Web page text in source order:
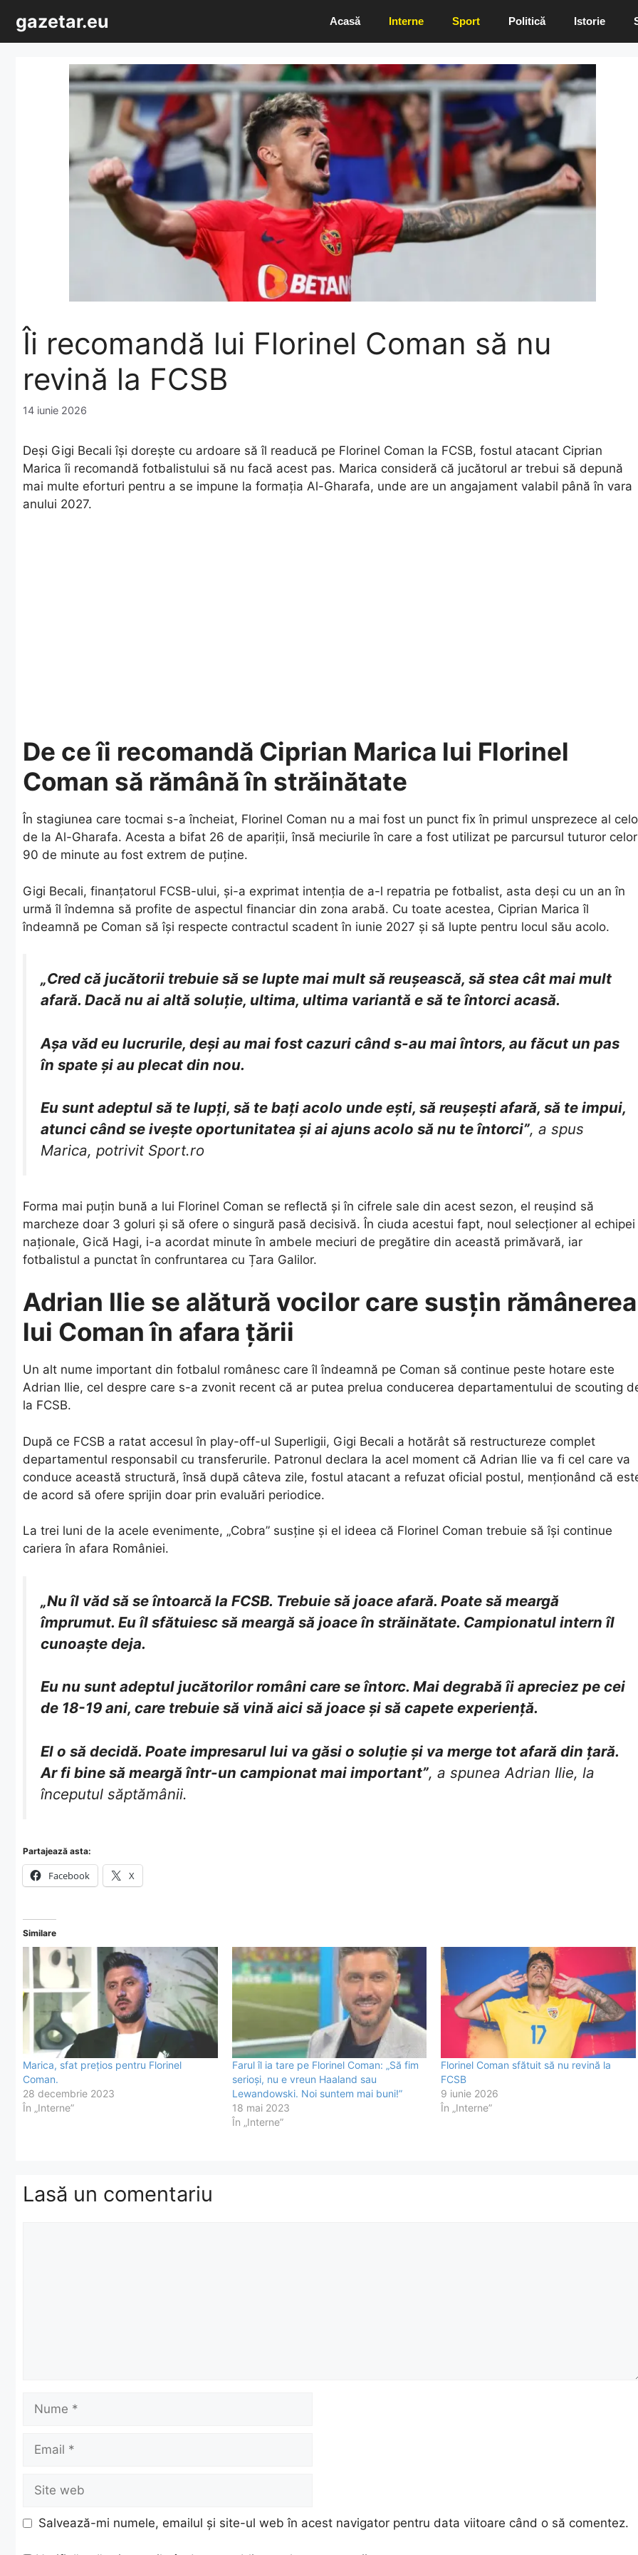
conținut
gazetar.eu Acasă Interne Sport Politică Istorie
Îi recomandă lui Florinel Coman să nu
revină la FCSB
14 iunie 2026
Deși Gigi Becali își dorește cu ardoare să îl readucă pe Florinel Coman la FCSB, fostul atacant Ciprian
Marica îi recomandă fotbalistului să nu facă acest pas. Marica consideră că jucătorul ar trebui să depună
mai multe eforturi pentru a se impune la formația Al-Gharafa, unde are un angajament valabil până în vara
anului 2027.
De ce îi recomandă Ciprian Marica lui Florinel
Coman să rămână în străinătate
​În stagiunea care tocmai s-a încheiat, Florinel Coman nu a mai fost un punct fix în primul unsprezece al
de la Al-Gharafa. Acesta a bifat 26 de apariții, însă meciurile în care a fost utilizat pe parcursul tuturor celor
90 de minute au fost extrem de puține.
​Gigi Becali, finanțatorul FCSB-ului, și-a exprimat intenția de a-l repatria pe fotbalist, asta deși cu un an în
urmă îl îndemna să profite de aspectul financiar din zona arabă. Cu toate acestea, Ciprian Marica îl
îndeamnă pe Coman să își respecte contractul scadent în iunie 2027 și să lupte pentru locul său acolo.
„Cred că jucătorii trebuie să se lupte mai mult să reușească, să stea cât mai mult
afară. Dacă nu ai altă soluție, ultima, ultima variantă e să te întorci acasă.
Așa văd eu lucrurile, deși au mai fost cazuri când s-au mai întors, au făcut un pas
în spate și au plecat din nou.
Eu sunt adeptul să te lupți, să te bați acolo unde ești, să reușești afară, să te impui,
atunci când se ivește oportunitatea și ai ajuns acolo să nu te întorci”, a spus
Marica, potrivit Sport.ro
​Forma mai puțin bună a lui Florinel Coman se reflectă și în cifrele sale din acest sezon, el reușind să
marcheze doar 3 goluri și să ofere o singură pasă decisivă. În ciuda acestui fapt, noul selecționer al echipei
naționale, Gică Hagi, i-a acordat minute în ambele meciuri de pregătire din această primăvară, iar
fotbalistul a punctat în confruntarea cu Țara Galilor.
Adrian Ilie se alătură vocilor care susțin rămânerea
lui Coman în afara țării
​Un alt nume important din fotbalul românesc care îl îndeamnă pe Coman să continue peste hotare este
Adrian Ilie, cel despre care s-a zvonit recent că ar putea prelua conducerea departamentului de scouting
la FCSB.
​După ce FCSB a ratat accesul în play-off-ul Superligii, Gigi Becali a hotărât să restructureze complet
departamentul responsabil cu transferurile. Patronul declara la acel moment că Adrian Ilie va fi cel care va
conduce această structură, însă după câteva zile, fostul atacant a refuzat oficial postul, menționând că
de acord să ofere sprijin doar prin evaluări periodice.
​La trei luni de la acele evenimente, „Cobra” susține și el ideea că Florinel Coman trebuie să își continue
cariera în afara României.
„Nu îl văd să se întoarcă la FCSB. Trebuie să joace afară. Poate să meargă
împrumut. Eu îl sfătuiesc să meargă să joace în străinătate. Campionatul intern îl
cunoaște deja.
Eu nu sunt adeptul jucătorilor români care se întorc. Mai degrabă îi apreciez pe cei
de 18-19 ani, care trebuie să vină aici să joace și să capete experiență.
El o să decidă. Poate impresarul lui va găsi o soluție și va merge tot afară din țară.
Ar fi bine să meargă într-un campionat mai important”, a spunea Adrian Ilie, la
începutul săptămânii.
Partajează asta:
Facebook X
Similare
Marica, sfat prețios pentru Florinel
Coman.
28 decembrie 2023
În „Interne”
Farul îl ia tare pe Florinel Coman: „Să fim
serioși, nu e vreun Haaland sau
Lewandowski. Noi suntem mai buni!”
18 mai 2023
În „Interne”
Florinel Coman sfătuit să nu revină la
FCSB
9 iunie 2026
În „Interne”
Lasă un comentariu
Nume
Email
Site
web
Salvează-mi numele, emailul și site-ul web în acest navigator pentru data viitoare când o să comentez.